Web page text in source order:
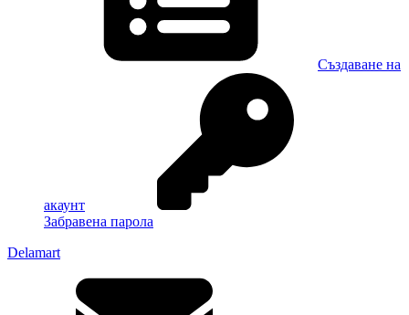
Създаване на
акаунт
Забравена парола
Delamart